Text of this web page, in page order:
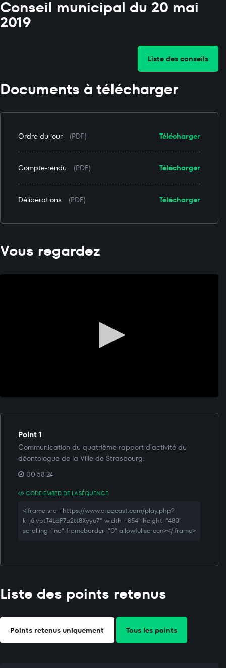
Conseil municipal du 20 mai
2019
Liste des conseils
Documents à télécharger
Télécharger
Ordre du jour (PDF)
Télécharger
Compte-rendu (PDF)
Télécharger
Délibérations (PDF)
Vous regardez
Point 1
Communication du quatrième rapport d'activité du
déontologue de la Ville de Strasbourg.
00:58:24
CODE EMBED DE LA SÉQUENCE
<iframe src="https://www.creacast.com/play.php?
k=j6ivptT4LdP7b2tt8Xyyu7" width="854" height="480"
scrolling="no" frameborder="0" allowfullscreen></iframe>
Liste des points retenus
Points retenus uniquement Tous les points